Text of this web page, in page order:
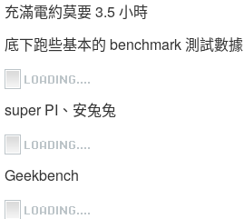
充滿電約莫要 3.5 小時
底下跑些基本的 benchmark 測試數據
super PI、安兔兔
Geekbench